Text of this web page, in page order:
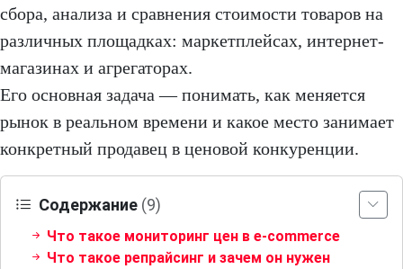
сбора, анализа и сравнения стоимости товаров на
различных площадках: маркетплейсах, интернет-
магазинах и агрегаторах.
Его основная задача — понимать, как меняется
рынок в реальном времени и какое место занимает
конкретный продавец в ценовой конкуренции.
Содержание (9)
Что такое мониторинг цен в e-commerce
Что такое репрайсинг и зачем он нужен